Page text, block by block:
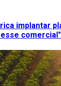
implantar
comercial"